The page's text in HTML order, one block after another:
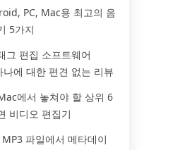
PC, Mac용 최고의 음
5가지
그 편집 소프트웨어
에 대한 편견 없는 리뷰
에서 놓쳐야 할 상위 6
비디오 편집기
파일에서 메타데이